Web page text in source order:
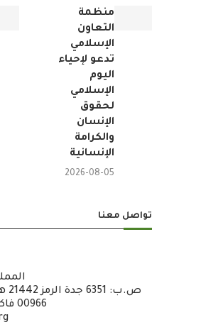
منظمة
التعاون
الإسلامي
تدعو لإحياء
اليوم
الإسلامي
لحقوق
الإنسان
والكرامة
الإنسانية
2026-08-05
تواصل معنا
00966 فاكس : 6722600 – 12 – 00966